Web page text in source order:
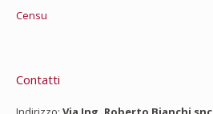
Censu
Contatti